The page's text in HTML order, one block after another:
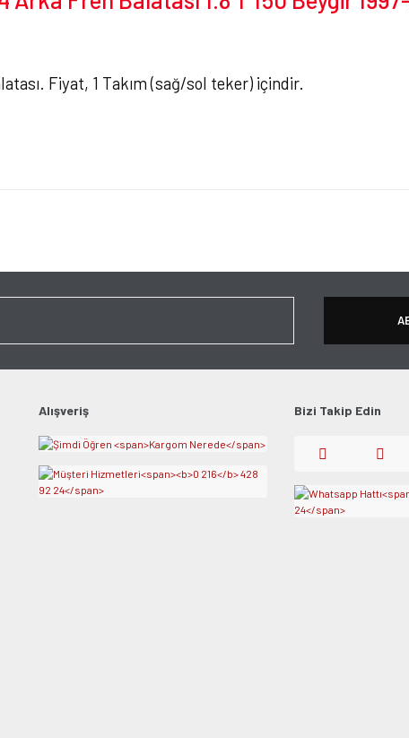
Fiyat, 1 Takım (sağ/sol teker) içindir.
Alışveriş Bizi Takip Edin